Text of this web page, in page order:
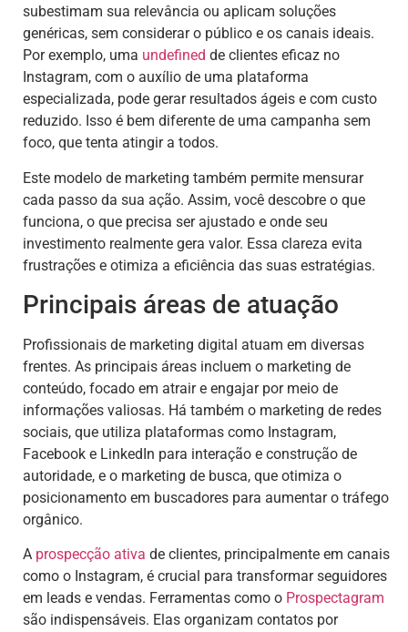
subestimam sua relevância ou aplicam soluções
genéricas, sem considerar o público e os canais ideais.
Por exemplo, uma undefined de clientes eficaz no
Instagram, com o auxílio de uma plataforma
especializada, pode gerar resultados ágeis e com custo
reduzido. Isso é bem diferente de uma campanha sem
foco, que tenta atingir a todos.
Este modelo de marketing também permite mensurar
cada passo da sua ação. Assim, você descobre o que
funciona, o que precisa ser ajustado e onde seu
investimento realmente gera valor. Essa clareza evita
frustrações e otimiza a eficiência das suas estratégias.
Principais áreas de atuação
Profissionais de marketing digital atuam em diversas
frentes. As principais áreas incluem o marketing de
conteúdo, focado em atrair e engajar por meio de
informações valiosas. Há também o marketing de redes
sociais, que utiliza plataformas como Instagram,
Facebook e LinkedIn para interação e construção de
autoridade, e o marketing de busca, que otimiza o
posicionamento em buscadores para aumentar o tráfego
orgânico.
A prospecção ativa de clientes, principalmente em canais
como o Instagram, é crucial para transformar seguidores
em leads e vendas. Ferramentas como o Prospectagram
são indispensáveis. Elas organizam contatos por